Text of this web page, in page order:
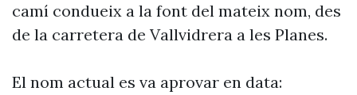
camí condueix a la font del mateix nom, des
de la carretera de Vallvidrera a les Planes.
El nom actual es va aprovar en data: